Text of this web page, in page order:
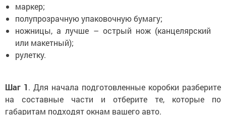
маркер;
полупрозрачную упаковочную бумагу;
ножницы, а лучше – острый нож (канцелярский
или макетный);
рулетку.
Шаг 1. Для начала подготовленные коробки разберите
на составные части и отберите те, которые по
габаритам подходят окнам вашего авто.